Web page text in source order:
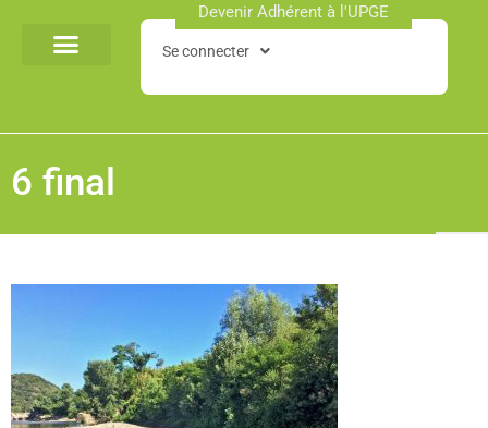
Devenir Adhérent à l'UPGE​
Se connecter
6 final